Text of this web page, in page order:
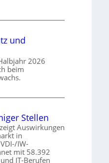
und
2026
beim
Stellen
Auswirkungen
in
IW-
mit 58.392
IT-Berufen